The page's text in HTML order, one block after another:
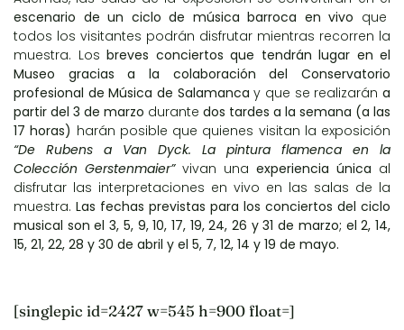
escenario de un ciclo de música barroca en vivo que
todos los visitantes podrán disfrutar mientras recorren la
muestra. Los breves conciertos que tendrán lugar en el
Museo gracias a la colaboración del Conservatorio
profesional de Música de Salamanca y que se realizarána
partir del 3 de marzo durante dos tardes a la semana (a las
17 horas) harán posible que quienes visitan la exposición
“De Rubens a Van Dyck. La pintura flamenca en la
Colección Gerstenmaier” vivan una experiencia única al
disfrutar las interpretaciones en vivo en las salas de la
muestra. Las fechas previstas para los conciertos del ciclo
musical son el 3, 5, 9, 10, 17, 19, 24, 26 y 31 de marzo; el 2, 14,
15, 21, 22, 28 y 30 de abril y el 5, 7, 12, 14 y 19 de mayo.
[singlepic id=2427 w=545 h=900 float=]